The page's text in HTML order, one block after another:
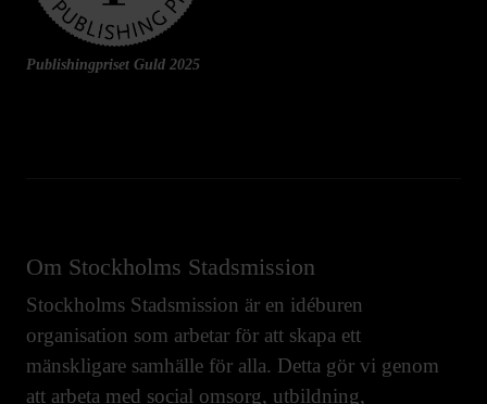
Publishingpriset Guld 2025
Om Stockholms Stadsmission
Stockholms Stadsmission är en idéburen
organisation som arbetar för att skapa ett
mänskligare samhälle för alla. Detta gör vi genom
att arbeta med social omsorg, utbildning,